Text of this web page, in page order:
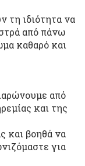
τη ιδιότητα να
από πάνω
καθαρό και
από
και της
και βοηθά να
για